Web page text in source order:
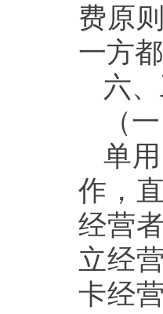
费原
一方
六、
（
单
作，
经营
立经
卡经